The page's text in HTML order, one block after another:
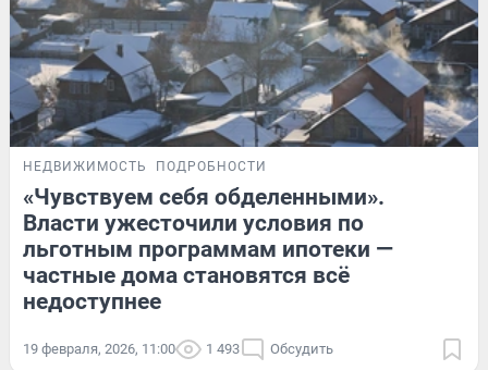
НЕДВИЖИМОСТЬ ПОДРОБНОСТИ
«Чувствуем себя обделенными».
Власти ужесточили условия по
льготным программам ипотеки —
частные дома становятся всё
недоступнее
19 февраля, 2026, 11:00 1 493 Обсудить